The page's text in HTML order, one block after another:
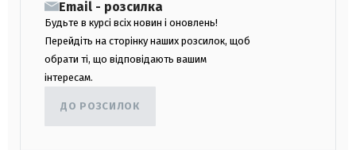
Email - розсилка
Будьте в курсі всіх новин і оновлень!
Перейдіть на сторінку наших розсилок, щоб
обрати ті, що відповідають вашим
інтересам.
ДО РОЗСИЛОК